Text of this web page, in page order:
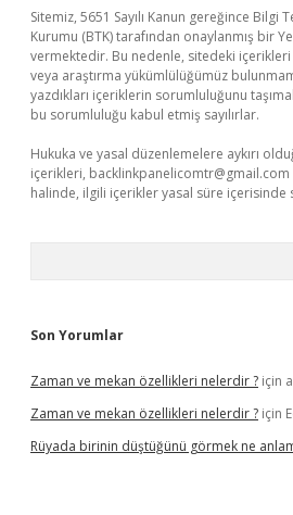
Sitemiz, 5651 Sayılı Kanun gereğince Bilgi
Kurumu (BTK) tarafından onaylanmış bir
vermektedir. Bu nedenle, sitedeki
veya araştırma yükümlülüğümüz
yazdıkları içeriklerin sorumluluğunu
bu sorumluluğu kabul etmiş sayılırlar.
Hukuka ve yasal düzenlemelere aykırı
içerikleri, backlinkpanelicomtr@gmail.com
halinde, ilgili içerikler yasal süre içerisinde
Son Yorumlar
Zaman ve mekan özellikleri nelerdir ? için
Zaman ve mekan özellikleri nelerdir ? için
Rüyada birinin düştüğünü görmek ne